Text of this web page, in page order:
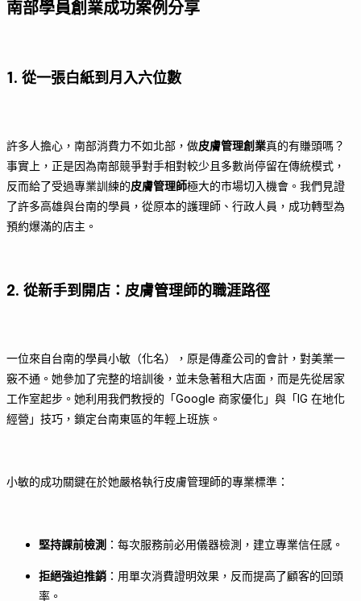
南部學員創業成功案例分享
1. 從一張白紙到月入六位數
許多人擔心，南部消費力不如北部，做皮膚管理創業真的有賺頭嗎？
事實上，正是因為南部競爭對手相對較少且多數尚停留在傳統模式，
反而給了受過專業訓練的皮膚管理師極大的市場切入機會。我們見證
了許多高雄與台南的學員，從原本的護理師、行政人員，成功轉型為
預約爆滿的店主。
2. 從新手到開店：皮膚管理師的職涯路徑
一位來自台南的學員小敏（化名），原是傳產公司的會計，對美業一
竅不通。她參加了完整的培訓後，並未急著租大店面，而是先從居家
工作室起步。她利用我們教授的「Google 商家優化」與「IG 在地化
經營」技巧，鎖定台南東區的年輕上班族。
小敏的成功關鍵在於她嚴格執行皮膚管理師的專業標準：
堅持課前檢測 ：每次服務前必用儀器檢測，建立專業信任感。
拒絕強迫推銷 ：用單次消費證明效果，反而提高了顧客的回頭
率。